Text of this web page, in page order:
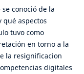
conoció de la
qué aspectos
tuvo como
en torno a la
la resignificacion
digitales